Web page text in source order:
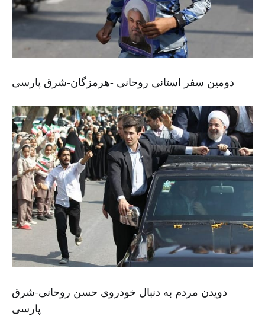
دومین سفر استانی روحانی -هرمزگان-شرق پارسی
دویدن مردم به دنبال خودروی حسن روحانی-شرق
پارسی